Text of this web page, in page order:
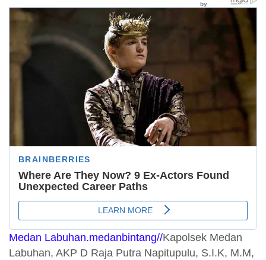
Medan Labuhan.medanbintang//Kapolsek Medan
Labuhan, AKP D Raja Putra Napitupulu, S.I.K, M.M,